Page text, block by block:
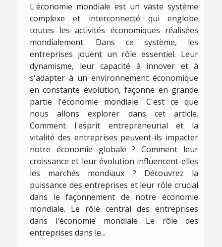
L'économie mondiale est un vaste système
complexe et interconnecté qui englobe
toutes les activités économiques réalisées
mondialement. Dans ce système, les
entreprises jouent un rôle essentiel. Leur
dynamisme, leur capacité à innover et à
s'adapter à un environnement économique
en constante évolution, façonne en grande
partie l'économie mondiale. C'est ce que
nous allons explorer dans cet article.
Comment l'esprit entrepreneurial et la
vitalité des entreprises peuvent-ils impacter
notre économie globale ? Comment leur
croissance et leur évolution influencent-elles
les marchés mondiaux ? Découvrez la
puissance des entreprises et leur rôle crucial
dans le façonnement de notre économie
mondiale. Le rôle central des entreprises
dans l'économie mondiale Le rôle des
entreprises dans le...